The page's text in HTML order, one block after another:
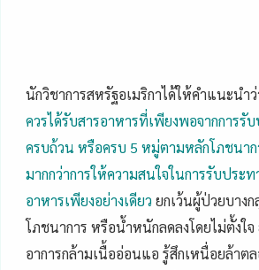
นักวิชาการสหรัฐอเมริกาได้ให้คำแนะนำว่
ควรได้รับสารอาหารที่เพียงพอจากการรั
ครบถ้วน หรือครบ 5 หมู่ตามหลักโภชนา
มากกว่าการให้ความสนใจในการรับปร
อาหารเพียงอย่างเดียว ยกเว้นผู้ป่วยบาง
โภชนาการ หรือน้ำหนักลดลงโดยไม่ตั้งใจ
อาการกล้ามเนื้ออ่อนแอ รู้สึกเหนื่อยล้าต